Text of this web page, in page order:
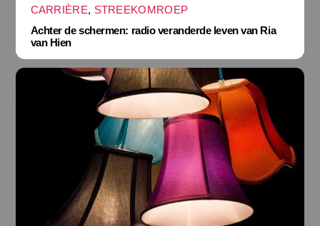
CARRIÈRE, STREEKOMROEP
Achter de schermen: radio veranderde leven van Ria
van Hien